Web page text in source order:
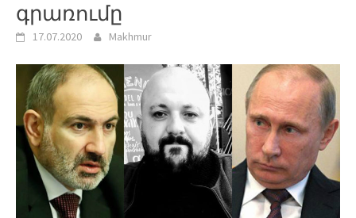
գրառումը
17.07.2020 Makhmur